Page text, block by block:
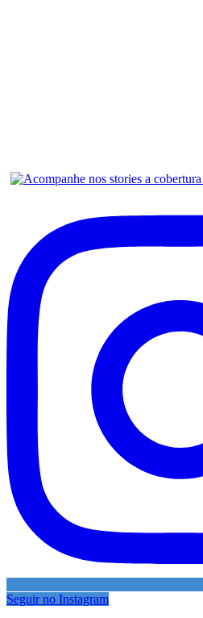
Seguir no Instagram